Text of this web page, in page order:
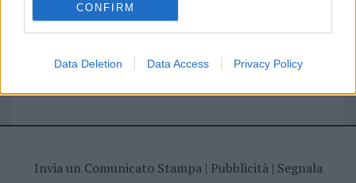
CONFIRM
Data Deletion Data Access Privacy Policy
Giovannimaria Cabras
Invia un Comunicato Stampa| Pubblicità| Segnala